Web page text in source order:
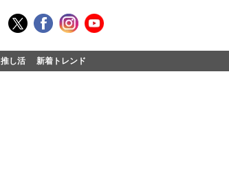
推し活 新着トレンド